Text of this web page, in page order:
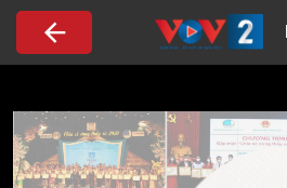
Nhảy đến nội dung